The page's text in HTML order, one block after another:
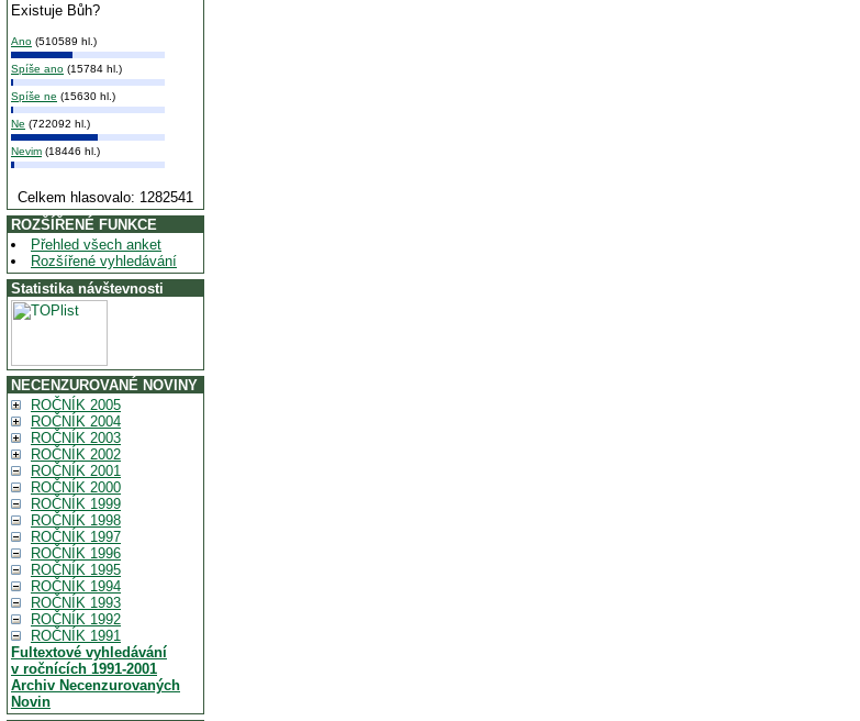
Existuje Bůh?
Ano (510589 hl.)
Spíše ano (15784 hl.)
Spíše ne (15630 hl.)
Ne (722092 hl.)
Nevim (18446 hl.)
Celkem hlasovalo: 1282541
ROZŠÍŘENÉ FUNKCE
Přehled všech anket
Rozšířené vyhledávání
Statistika návštevnosti
NECENZUROVANÉ NOVINY
ROČNÍK 2005
ROČNÍK 2004
ROČNÍK 2003
ROČNÍK 2002
ROČNÍK 2001
ROČNÍK 2000
ROČNÍK 1999
ROČNÍK 1998
ROČNÍK 1997
ROČNÍK 1996
ROČNÍK 1995
ROČNÍK 1994
ROČNÍK 1993
ROČNÍK 1992
ROČNÍK 1991
Fultextové vyhledávání
v ročnících 1991-2001
Archiv Necenzurovaných
Novin